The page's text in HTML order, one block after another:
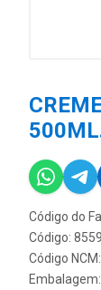
Código do
Código:
Código